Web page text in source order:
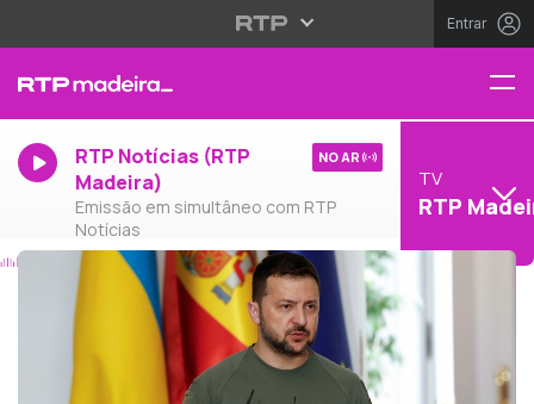
Entrar
RTP Notícias (RTP
Madeira)
Emissão em simultâneo com RTP
Notícias
NO AR
TV
RTP